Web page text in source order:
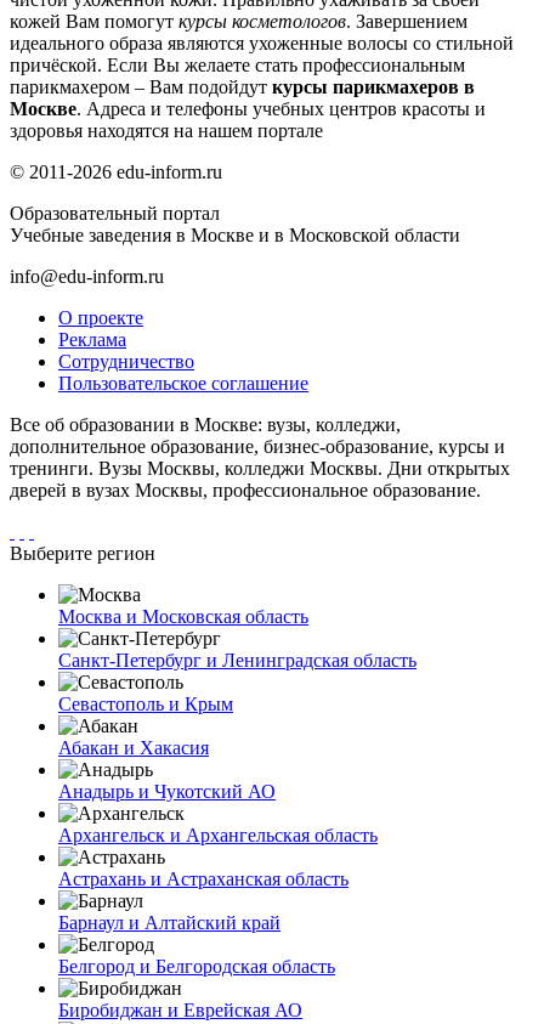
кожей Вам помогут курсы косметологов. Завершением
идеального образа являются ухоженные волосы со стильной
причёской. Если Вы желаете стать профессиональным
парикмахером – Вам подойдут курсы парикмахеров в
Москве. Адреса и телефоны учебных центров красоты и
здоровья находятся на нашем портале
© 2011-2026 edu-inform.ru
Образовательный портал
Учебные заведения в Москве и в Московской области
info@edu-inform.ru
О проекте
Реклама
Сотрудничество
Пользовательское соглашение
Все об образовании в Москве: вузы, колледжи,
дополнительное образование, бизнес-образование, курсы и
тренинги. Вузы Москвы, колледжи Москвы. Дни открытых
дверей в вузах Москвы, профессиональное образование.
Выберите регион
Москва и Московская область
Санкт-Петербург и Ленинградская область
Севастополь и Крым
Абакан и Хакасия
Анадырь и Чукотский АО
Архангельск и Архангельская область
Астрахань и Астраханская область
Барнаул и Алтайский край
Белгород и Белгородская область
Биробиджан и Еврейская АО